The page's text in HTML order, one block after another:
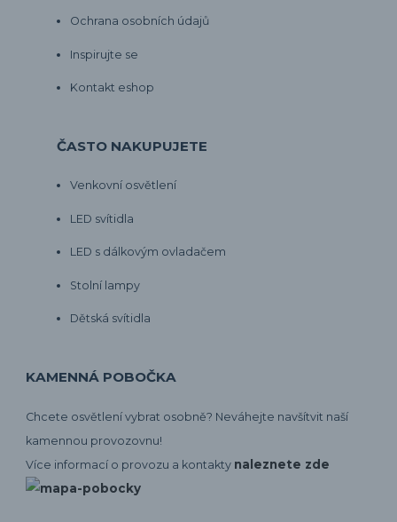
Ochrana osobních údajů
Inspirujte se
Kontakt eshop
ČASTO NAKUPUJETE
Venkovní osvětlení
LED svítidla
LED s dálkovým ovladačem
Stolní lampy
Dětská svítidla
KAMENNÁ POBOČKA
Chcete osvětlení vybrat osobně? Neváhejte navšítvit naší
kamennou provozovnu!
Více informací o provozu a kontakty naleznete zde